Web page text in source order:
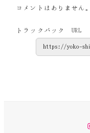
コメントはありません。
トラックバック URL